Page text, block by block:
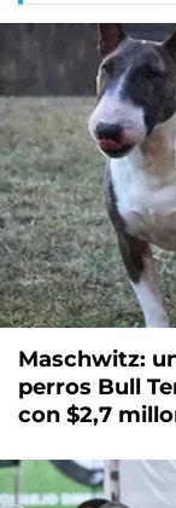
Maschwitz:
perros Bull
con $2,7